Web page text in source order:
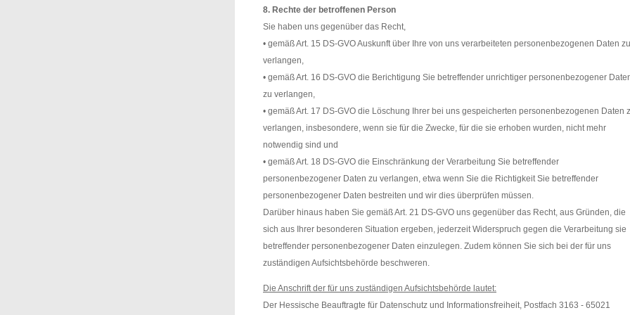
8. Rechte der betroffenen Person
Sie haben uns gegenüber das Recht,
• gemäß Art. 15 DS-GVO Auskunft über Ihre von uns verarbeiteten personenbezogenen Daten zu
verlangen,
• gemäß Art. 16 DS-GVO die Berichtigung Sie betreffender unrichtiger personenbezogener
zu verlangen,
• gemäß Art. 17 DS-GVO die Löschung Ihrer bei uns gespeicherten personenbezogenen Daten
verlangen, insbesondere, wenn sie für die Zwecke, für die sie erhoben wurden, nicht mehr
notwendig sind und
• gemäß Art. 18 DS-GVO die Einschränkung der Verarbeitung Sie betreffender
personenbezogener Daten zu verlangen, etwa wenn Sie die Richtigkeit Sie betreffender
personenbezogener Daten bestreiten und wir dies überprüfen müssen.
Darüber hinaus haben Sie gemäß Art. 21 DS-GVO uns gegenüber das Recht, aus Gründen, die
sich aus Ihrer besonderen Situation ergeben, jederzeit Widerspruch gegen die Verarbeitung sie
betreffender personenbezogener Daten einzulegen. Zudem können Sie sich bei der für uns
zuständigen Aufsichtsbehörde beschweren.
Die Anschrift der für uns zuständigen Aufsichtsbehörde lautet:
Der Hessische Beauftragte für Datenschutz und Informationsfreiheit, Postfach 3163 - 65021